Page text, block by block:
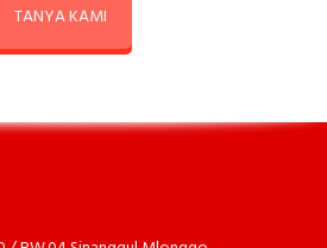
TANYA KAMI